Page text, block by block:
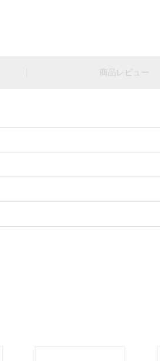
商品レビュー